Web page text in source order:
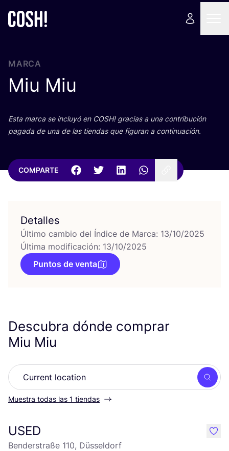
MARCA
Miu Miu
Esta mar­ca se inclu­yó en COSH! gra­cias a una con­tri­bu­ción
paga­da de una de las tien­das que figu­ran a continuación.
COMPARTE
Detalles
Último cambio del Índice de Marca: 13/10/2025
Última modificación: 13/10/2025
Puntos de venta
Descubra dónde comprar
Miu Miu
Muestra todas las 1 tiendas
USED
Benderstraße 110, Düsseldorf
like